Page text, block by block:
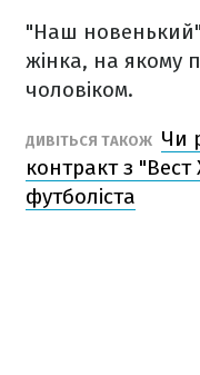
"Наш
жінка, на якому
чоловіком.
ДИВІТЬСЯ ТАКОЖ Чи
контракт з "Вест
футболіста